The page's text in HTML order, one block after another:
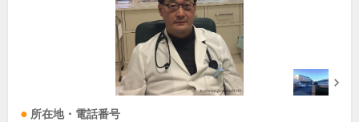
所在地・電話番号